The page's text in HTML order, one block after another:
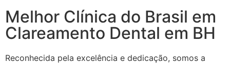
Melhor Clínica do Brasil em
Clareamento Dental em BH
Reconhecida pela excelência e dedicação, somos a